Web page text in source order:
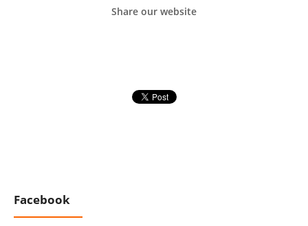
Share our website
Facebook